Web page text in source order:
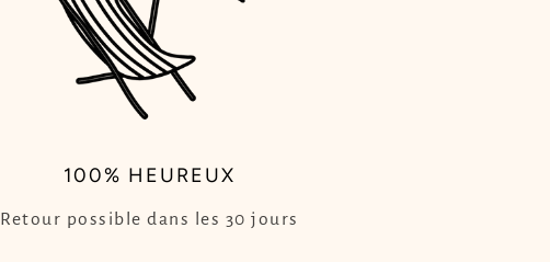
100% HEUREUX
Retour possible dans les 30 jours